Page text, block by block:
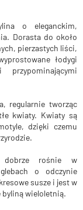
o eleganckim,
Dorasta do około
pierzastych liści,
łodygi
regularnie tworząc
kwiaty. Kwiaty są
dzięki czemu
dobrze rośnie w
o odczynie
susze i jest w
byliną wieloletnią.